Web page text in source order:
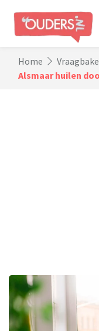
Home
Alsmaar huilen